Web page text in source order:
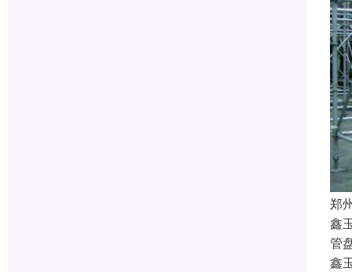
郑
鑫
管
鑫